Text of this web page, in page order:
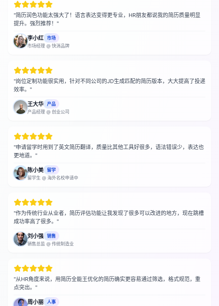
"简历润色功能太强大了！语言表达变得更专业，HR朋友都说我的简历质量明显
提升。强烈推荐！ "
李小红
市场
市场经理 @ 快消品牌
"岗位定制功能很实用，针对不同公司的JD生成匹配的简历版本，大大提高了投递
效率。 "
王大华
产品
产品经理 @ 创业公司
"申请留学时用到了英文简历翻译，质量比其他工具好很多，语法错误少，表达也
更地道。 "
陈小美
留学
留学生 @ 海外名校申请中
"作为传统行业从业者，简历评估功能让我发现了很多可以改进的地方，现在跳槽
成功率高了很多。 "
刘小强
销售
销售总监 @ 传统制造业
"从HR角度来说，用简历全能王优化的简历确实更容易通过筛选，格式规范，重
点突出。 "
周小丽 人事